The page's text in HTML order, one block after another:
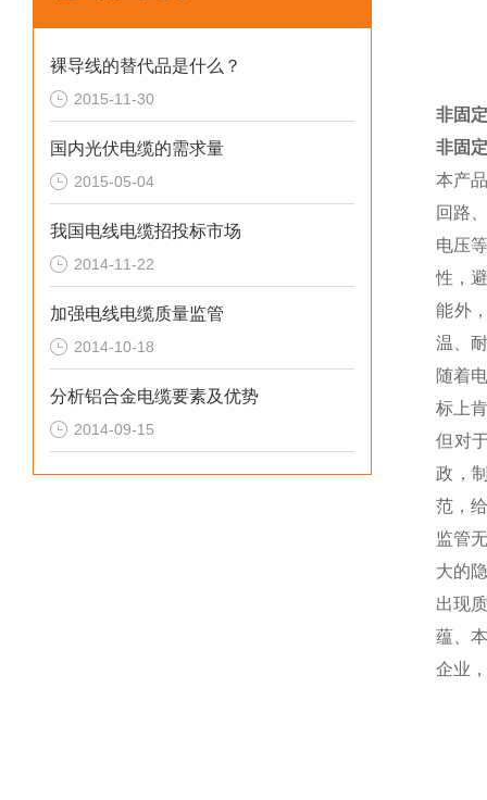
裸导线的替代品是什么？
2015-11-30
国内光伏电缆的需求量
2015-05-04
我国电线电缆招投标市场
2014-11-22
加强电线电缆质量监管
2014-10-18
分析铝合金电缆要素及优势
2014-09-15
非固
非固
本产
回路
电压
性，
能外
温、
随着
标上
但对
政，
范，
监管
大的
出现
蕴、
企业